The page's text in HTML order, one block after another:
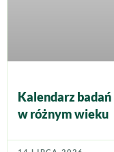
Kalendarz
w różnym wieku